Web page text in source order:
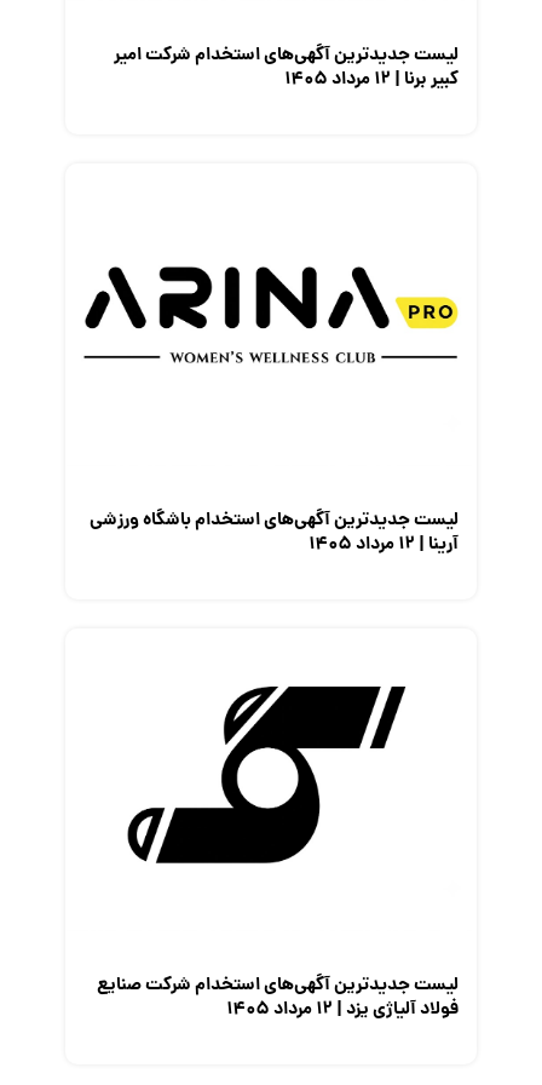
لیست جدیدترین آگهی‌های استخدام شرکت امیر
کبیر برنا | ۱۲ مرداد ۱۴۰۵
لیست جدیدترین آگهی‌های استخدام باشگاه ورزشی
آرینا | ۱۲ مرداد ۱۴۰۵
لیست جدیدترین آگهی‌های استخدام شرکت صنایع
فولاد آلیاژی یزد | ۱۲ مرداد ۱۴۰۵